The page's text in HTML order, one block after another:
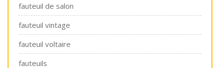
fauteuil de salon
fauteuil vintage
fauteuil voltaire
fauteuils